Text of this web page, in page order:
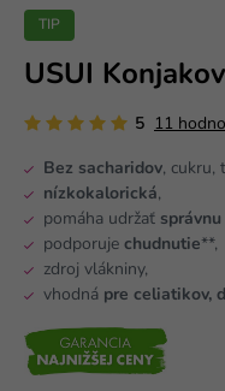
TIP
USUI
5 11
Bez sacharidov, cukru,
nízkokalorická,
pomáha udržať
podporuje chudnutie**,
zdroj vlákniny,
vhodná pre celiatikov,